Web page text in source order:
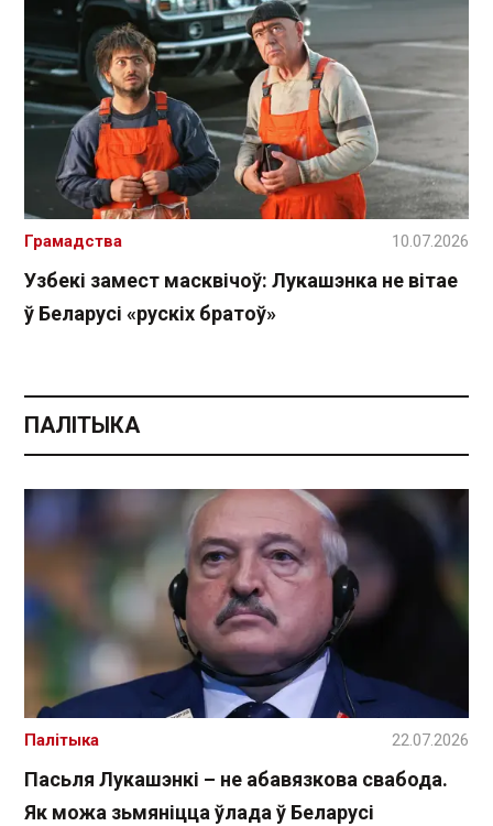
Узбекі замест масквічоў: Лукашэнка не вітае
ў Беларусі «рускіх братоў»
Грамадства 10.07.2026
ПАЛІТЫКА
Пасьля Лукашэнкі – не абавязкова свабода.
Як можа зьмяніцца ўлада ў Беларусі
Палітыка 22.07.2026